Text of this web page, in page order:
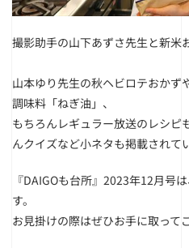
撮影助手の山下あずさ先生と新米
山本ゆり先生の秋ヘビロテおかず
調味料「ねぎ油」、
もちろんレギュラー放送のレシピ
んクイズなど小ネタも掲載されて
『DAIGOも台所』2023年12月号
す。
お見掛けの際はぜひお手に取って